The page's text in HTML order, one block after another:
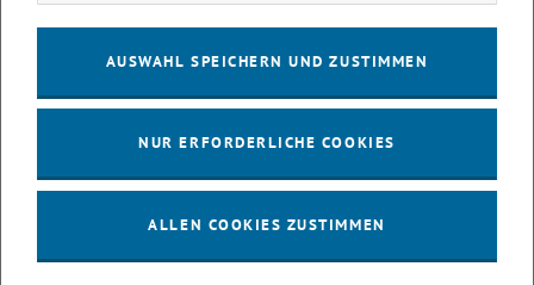
Interesse, an der Entwicklung der Universität mitzuwirken
Mit wem hat man zu tun?
Studierende; Mitarbeiter_innen und Professor_innen des Instituts,
Kooperationspartner_innen von (inter-)nationalen Universitäten und
aus der Wirtschaft, Industrie und öffentlichen Verwaltung; Scientific
AUSWAHL SPEICHERN UND ZUSTIMMEN
NUR ERFORDERLICHE COOKIES
ALLEN COOKIES ZUSTIMMEN